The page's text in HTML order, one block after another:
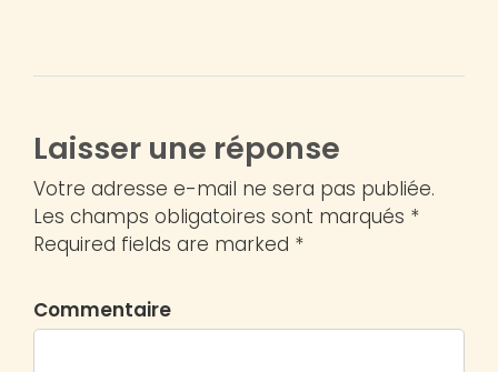
Laisser une réponse
Votre adresse e-mail ne sera pas publiée.
Les champs obligatoires sont marqués *
Required fields are marked *
Commentaire